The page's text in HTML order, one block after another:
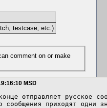
testcase, etc.)
MSD
отправляет русское
сообщения приходят одни